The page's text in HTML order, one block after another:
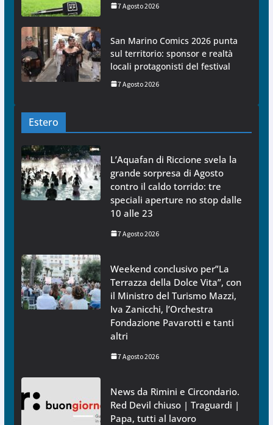
7 Agosto 2026
San Marino Comics 2026 punta
sul territorio: sponsor e realtà
locali protagonisti del festival
7 Agosto 2026
Estero
L’Aquafan di Riccione svela la
grande sorpresa di Agosto
contro il caldo torrido: tre
speciali aperture no stop dalle
10 alle 23
7 Agosto 2026
Weekend conclusivo per”La
Terrazza della Dolce Vita”, con
il Ministro del Turismo Mazzi,
Iva Zanicchi, l’Orchestra
Fondazione Pavarotti e tanti
altri
7 Agosto 2026
News da Rimini e Circondario.
Red Devil chiuso | Traguardi |
Papa, tutti al lavoro